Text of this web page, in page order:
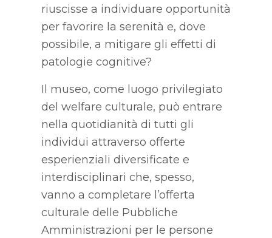
riuscisse a individuare opportunità
per favorire la serenità e, dove
possibile, a mitigare gli effetti di
patologie cognitive?
Il museo, come luogo privilegiato
del welfare culturale, può entrare
nella quotidianità di tutti gli
individui attraverso offerte
esperienziali diversificate e
interdisciplinari che, spesso,
vanno a completare l’offerta
culturale delle Pubbliche
Amministrazioni per le persone